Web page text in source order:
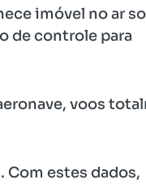
imóvel no ar
de controle para
voos
estes dados,